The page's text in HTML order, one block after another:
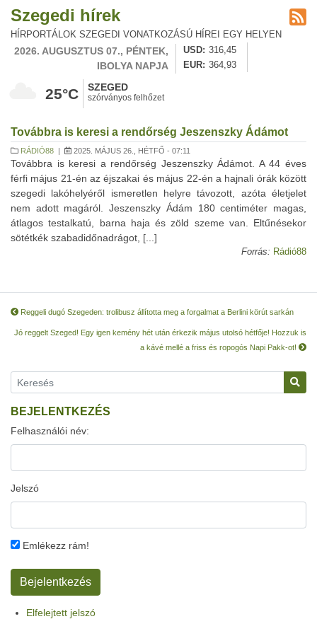
Szegedi hírek
HÍRPORTÁLOK SZEGEDI VONATKOZÁSÚ HÍREI EGY HELYEN
2026. AUGUSZTUS 07., PÉNTEK,
IBOLYA NAPJA
USD
316,45
EUR
364,93
25°C SZEGED
szórványos felhőzet
Továbbra is keresi a rendőrség Jeszenszky Ádámot
RÁDIÓ88 | 2025. MÁJUS 26., HÉTFŐ - 07:11
Továbbra is keresi a rendőrség Jeszenszky Ádámot. A 44 éves
férfi május 21-én az éjszakai és május 22-én a hajnali órák között
szegedi lakóhelyéről ismeretlen helyre távozott, azóta életjelet
nem adott magáról. Jeszenszky Ádám 180 centiméter magas,
átlagos testalkatú, barna haja és zöld szeme van. Eltűnésekor
sötétkék szabadidőnadrágot, [...]
Forrás: Rádió88
Reggeli dugó Szegeden: trolibusz állította meg a forgalmat a Berlini körút sarkán
Jó reggelt Szeged! Egy igen kemény hét után érkezik május utolsó hétfője! Hozzuk is
a kávé mellé a friss és ropogós Napi Pakk-ot!
BEJELENTKEZÉS
Felhasználói név:
Jelszó
Emlékezz rám!
Elfelejtett jelszó